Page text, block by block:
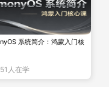
：网络设备发现协
系统简介：鸿蒙入门核
人在学